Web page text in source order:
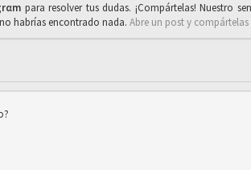
para resolver tus dudas. ¡Compártelas! Nuestro
habrías encontrado nada. Abre un post y compártelas